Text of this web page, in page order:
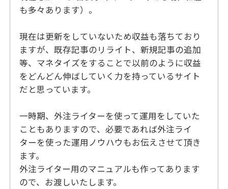
も多々あります）。
現在は更新をしていないため収益も落ちており
ますが、既存記事のリライト、新規記事の追加
等、マネタイズをすることで以前のように収益
をどんどん伸ばしていく力を持っているサイト
だと思っています。
一時期、外注ライターを使って運用をしていた
こともありますので、必要であれば外注ライ
ターを使った運用ノウハウもお伝えさせて頂き
ます。
外注ライター用のマニュアルも作ってあります
ので、お渡しいたします。